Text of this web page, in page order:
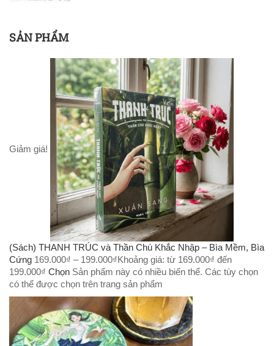
SẢN PHẨM
Giảm giá!
(Sách) THANH TRÚC và Thần Chú Khắc Nhập – Bìa Mềm, Bìa
Cứng 169.000₫ – 199.000₫Khoảng giá: từ 169.000₫ đến
199.000₫ Chọn Sản phẩm này có nhiều biến thể. Các tùy chọn
có thể được chọn trên trang sản phẩm